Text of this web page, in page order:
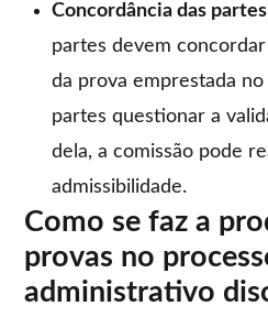
Concordância das
partes devem
da prova emprestada no
partes questionar a
dela, a comissão pode
admissibilidade.
Como se faz a
provas no
administrativo